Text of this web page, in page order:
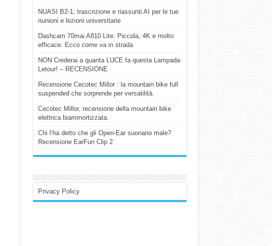
NUASI B2-1: trascrizione e riassunti AI per le tue
riunioni e lezioni universitarie
Dashcam 70mai A810 Lite: Piccola, 4K e molto
efficace. Ecco come va in strada
NON Crederai a quanta LUCE fa questa Lampada
Letour! – RECENSIONE
Recensione Cecotec Millor : la mountain bike full
suspended che sorprende per versatilità.
Cecotec Millor, recensione della mountain bike
elettrica biammortizzata.
Chi l’ha detto che gli Open-Ear suonano male?
Recensione EarFun Clip 2
Privacy Policy